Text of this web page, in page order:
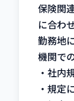
保険関
に合わ
勤務地
機関で
・社内
・規定